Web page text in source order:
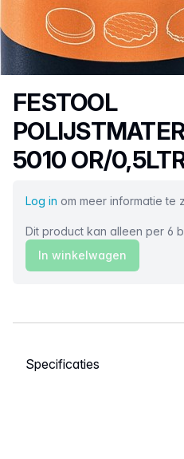
Productnaam
FESTOOL
5010 OR/
Log in om meer informatie te
Dit product kan alleen per 6
In winkelwagen
Selecteer een tabblad